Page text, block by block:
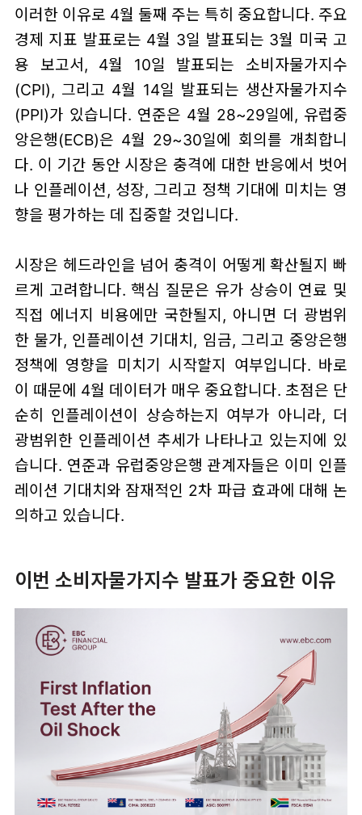
이러한 이유로 4월 둘째 주는 특히 중요합니다. 주요
경제 지표 발표로는 4월 3일 발표되는 3월 미국 고
용 보고서, 4월 10일 발표되는 소비자물가지수
(CPI), 그리고 4월 14일 발표되는 생산자물가지수
(PPI)가 있습니다. 연준은 4월 28~29일에, 유럽중
앙은행(ECB)은 4월 29~30일에 회의를 개최합니
다. 이 기간 동안 시장은 충격에 대한 반응에서 벗어
나 인플레이션, 성장, 그리고 정책 기대에 미치는 영
향을 평가하는 데 집중할 것입니다.
시장은 헤드라인을 넘어 충격이 어떻게 확산될지 빠
르게 고려합니다. 핵심 질문은 유가 상승이 연료 및
직접 에너지 비용에만 국한될지, 아니면 더 광범위
한 물가, 인플레이션 기대치, 임금, 그리고 중앙은행
정책에 영향을 미치기 시작할지 여부입니다. 바로
이 때문에 4월 데이터가 매우 중요합니다. 초점은 단
순히 인플레이션이 상승하는지 여부가 아니라, 더
광범위한 인플레이션 추세가 나타나고 있는지에 있
습니다. 연준과 유럽중앙은행 관계자들은 이미 인플
레이션 기대치와 잠재적인 2차 파급 효과에 대해 논
의하고 있습니다.
이번 소비자물가지수 발표가 중요한 이유